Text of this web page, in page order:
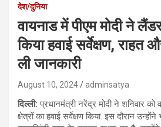
देश/दुनिया
वायनाड में पीएम मोदी ने
किया हवाई सर्वेक्षण, राहत
ली जानकारी
August 10, 2024 adminsatya
दिल्‍ली: प्रधानमंत्री नरेंद्र मोदी ने शनिवार
क्षेत्रों का हवाई सर्वेक्षण किया. इस दौरान